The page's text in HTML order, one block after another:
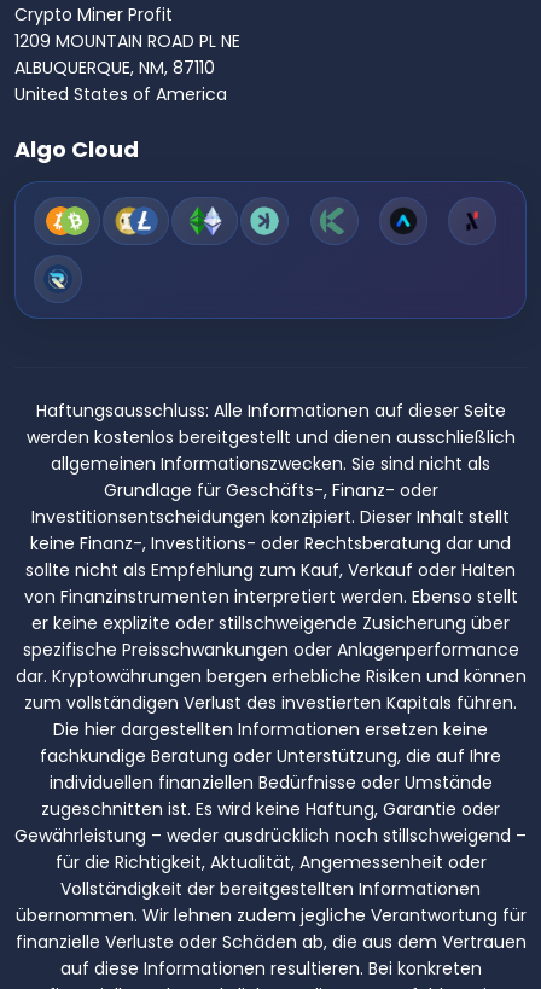
Crypto Miner Profit
1209 MOUNTAIN ROAD PL NE
ALBUQUERQUE, NM, 87110
United States of America
Algo Cloud
Haftungsausschluss: Alle Informationen auf dieser Seite
werden kostenlos bereitgestellt und dienen ausschließlich
allgemeinen Informationszwecken. Sie sind nicht als
Grundlage für Geschäfts-, Finanz- oder
Investitionsentscheidungen konzipiert. Dieser Inhalt stellt
keine Finanz-, Investitions- oder Rechtsberatung dar und
sollte nicht als Empfehlung zum Kauf, Verkauf oder Halten
von Finanzinstrumenten interpretiert werden. Ebenso stellt
er keine explizite oder stillschweigende Zusicherung über
spezifische Preisschwankungen oder Anlagenperformance
dar. Kryptowährungen bergen erhebliche Risiken und können
zum vollständigen Verlust des investierten Kapitals führen.
Die hier dargestellten Informationen ersetzen keine
fachkundige Beratung oder Unterstützung, die auf Ihre
individuellen finanziellen Bedürfnisse oder Umstände
zugeschnitten ist. Es wird keine Haftung, Garantie oder
Gewährleistung – weder ausdrücklich noch stillschweigend –
für die Richtigkeit, Aktualität, Angemessenheit oder
Vollständigkeit der bereitgestellten Informationen
übernommen. Wir lehnen zudem jegliche Verantwortung für
finanzielle Verluste oder Schäden ab, die aus dem Vertrauen
auf diese Informationen resultieren. Bei konkreten